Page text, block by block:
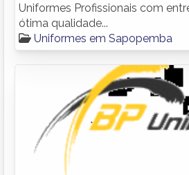
Uniformes Profissionais com
ótima qualidade...
Uniformes em Sapopemba